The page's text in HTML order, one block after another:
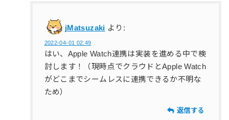
jMatsuzaki より:
2022-04-01 02:49
はい、Apple Watch連携は実装を進める中で検
討します！（現時点でクラウドとApple Watch
がどこまでシームレスに連携できるか不明な
ため）
返信する